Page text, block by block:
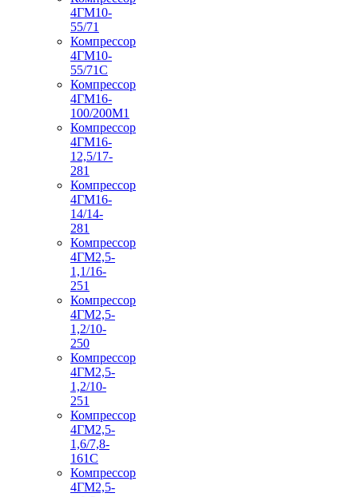
4ГМ10-
55/71
Компрессор
4ГМ10-
55/71С
Компрессор
4ГМ16-
100/200М1
Компрессор
4ГМ16-
12,5/17-
281
Компрессор
4ГМ16-
14/14-
281
Компрессор
4ГМ2,5-
1,1/16-
251
Компрессор
4ГМ2,5-
1,2/10-
250
Компрессор
4ГМ2,5-
1,2/10-
251
Компрессор
4ГМ2,5-
1,6/7,8-
161С
Компрессор
4ГМ2,5-